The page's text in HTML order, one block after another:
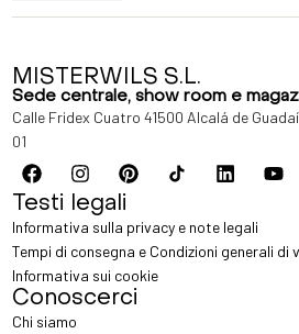
MISTERWILS S.L.
Sede centrale, show room e
Calle Fridex Cuatro 41500 Alcalá de
01
Testi legali
Informativa sulla privacy e note legali
Tempi di consegna e Condizioni generali di
Informativa sui cookie
Conoscerci
Chi siamo